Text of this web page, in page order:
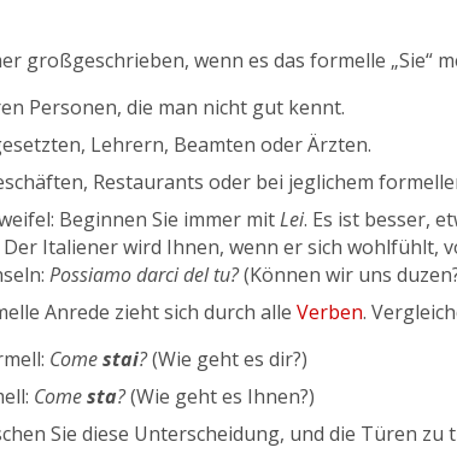
großgeschrieben, wenn es das formelle „Sie“
Personen, die man nicht gut kennt.
Lehrern, Beamten oder Ärzten.
Restaurants oder bei jeglichem
Beginnen Sie immer mitLei. Es ist besser,
Der Italiener wird Ihnen, wenn er sich wohlfühlt,
Possiamo darci del tu?(Können wir uns
Anrede zieht sich durch alleVerben.
Comestai?(Wie geht es dir?)
Comesta?(Wie geht es Ihnen?)
Sie diese Unterscheidung, und die Türen